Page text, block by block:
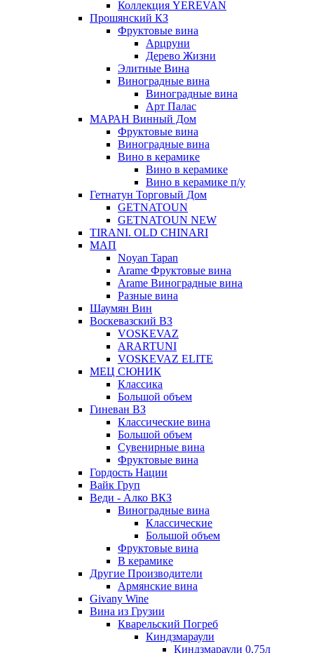
Коллекция YEREVAN
Прошянский КЗ
Фруктовые вина
Арцруни
Дерево Жизни
Элитные Вина
Виноградные вина
Виноградные вина
Арт Палас
МАРАН Винный Дом
Фруктовые вина
Виноградные вина
Вино в керамике
Вино в керамике
Вино в керамике п/у
Гетнатун Торговый Дом
GETNATOUN
GETNATOUN NEW
TIRANI. OLD CHINARI
МАП
Noyan Tapan
Arame Фруктовые вина
Arame Виноградные вина
Разные вина
Шаумян Вин
Воскевазский ВЗ
VOSKEVAZ
ARARTUNI
VOSKEVAZ ELITE
МЕЦ СЮНИК
Классика
Большой объем
Гиневан ВЗ
Классические вина
Большой объем
Сувенирные вина
Фруктовые вина
Гордость Нации
Вайк Груп
Веди - Алко ВКЗ
Виноградные вина
Классические
Большой объем
Фруктовые вина
В керамике
Другие Производители
Армянские вина
Givany Wine
Вина из Грузии
Кварельский Погреб
Киндзмараули
Киндзмараули 0,75л